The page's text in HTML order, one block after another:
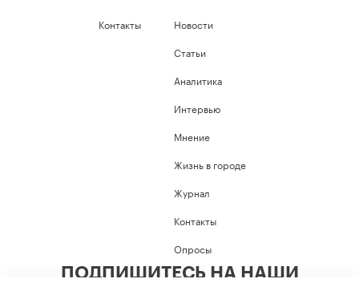
Контакты
Новости
Статьи
Аналитика
Интервью
Мнение
Жизнь в городе
Журнал
Контакты
Опросы
ПОДПИШИТЕСЬ НА НАШИ